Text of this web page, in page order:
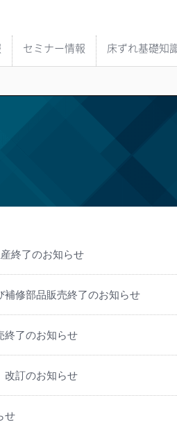
セミナー情報 床ずれ基礎知
終了のお知らせ
補修部品販売終了のお知らせ
終了のお知らせ
改訂のお知らせ
せ